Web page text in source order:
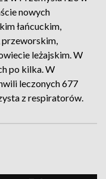
nowych
łańcuckim,
przeworskim,
leżajskim. W
po kilka. W
leczonych 677
z respiratorów.